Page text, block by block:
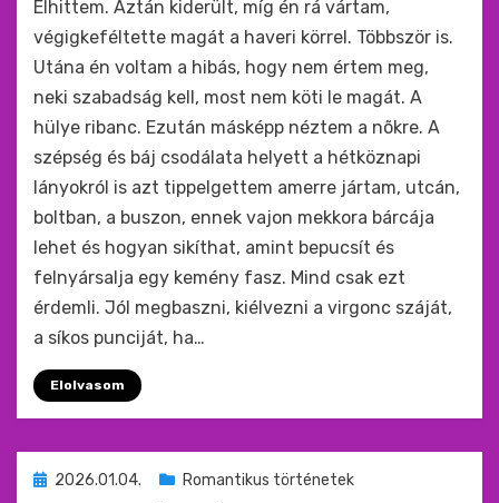
Elhittem. Aztán kiderült, míg én rá vártam,
végigkeféltette magát a haveri körrel. Többször is.
Utána én voltam a hibás, hogy nem értem meg,
neki szabadság kell, most nem köti le magát. A
hülye ribanc. Ezután másképp néztem a nõkre. A
szépség és báj csodálata helyett a hétköznapi
lányokról is azt tippelgettem amerre jártam, utcán,
boltban, a buszon, ennek vajon mekkora bárcája
lehet és hogyan sikíthat, amint bepucsít és
felnyársalja egy kemény fasz. Mind csak ezt
érdemli. Jól megbaszni, kiélvezni a virgonc száját,
a síkos punciját, ha…
Elolvasom
Beküldve
2026.01.04. Romantikus történetek